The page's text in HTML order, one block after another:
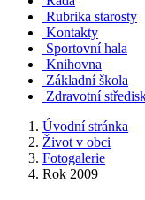
Rubrika starosty
Kontakty
Sportovní hala
Knihovna
Základní škola
Zdravotní
Úvodní stránka
Život v obci
Fotogalerie
Rok 2009